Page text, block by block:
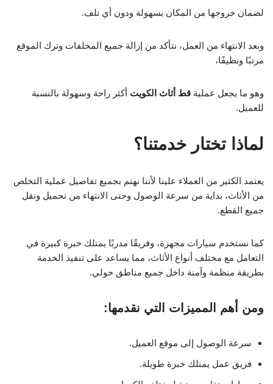
لضمان خروجها من المكان بسهولة ودون أي تلف.
وبعد الانتهاء من العمل، نتأكد من إزالة جميع المخلفات وترك الموقع
مرتبًا ونظيفًا،
وهو ما يجعل عملية قط أثاث الكويت أكثر راحة وسهولة بالنسبة
للعميل.
لماذا تختار خدمتنا؟
يعتمد الكثير من العملاء علينا لأننا نهتم بجميع تفاصيل عملية التخلص
من الأثاث، بداية من سرعة الوصول وحتى الانتهاء من تحميل ونقل
جميع القطع.
كما نستخدم سيارات مجهزة، وفريقًا مدربًا يمتلك خبرة كبيرة في
التعامل مع مختلف أنواع الأثاث، مما يساعد على تنفيذ الخدمة
بطريقة منظمة وآمنة داخل جميع مناطق حولي.
ومن أهم المميزات التي نقدمها:
سرعة الوصول إلى موقع العميل.
فريق عمل يمتلك خبرة طويلة.